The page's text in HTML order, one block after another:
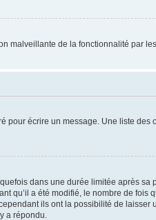
malveillante de la fonctionnalité par
pour écrire un message. Une liste des
dans une durée limitée après sa
qu’il a été modifié, le nombre de fois
ils ont la possibilité de laisser
a répondu.